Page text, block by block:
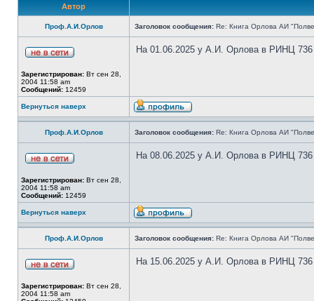
Автор
Проф.А.И.Орлов Заголовок сообщения: Re: Книга Орлова АИ
Зарегистрирован: Вт сен 28,
2004 11:58 am
Сообщений: 12459
На 01.06.2025 у А.И. Орлова в РИНЦ 736
Вернуться наверх
Проф.А.И.Орлов Заголовок сообщения: Re: Книга Орлова АИ
Зарегистрирован: Вт сен 28,
2004 11:58 am
Сообщений: 12459
На 08.06.2025 у А.И. Орлова в РИНЦ 736
Вернуться наверх
Проф.А.И.Орлов Заголовок сообщения: Re: Книга Орлова АИ
Зарегистрирован: Вт сен 28,
2004 11:58 am
На 15.06.2025 у А.И. Орлова в РИНЦ 736